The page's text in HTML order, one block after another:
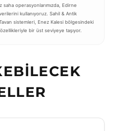
operasyonlarımızda, Edirne
kullanıyoruz. Sahil & Antik
sistemleri, Enez Kalesi bölgesindeki
bir üst seviyeye taşıyor.